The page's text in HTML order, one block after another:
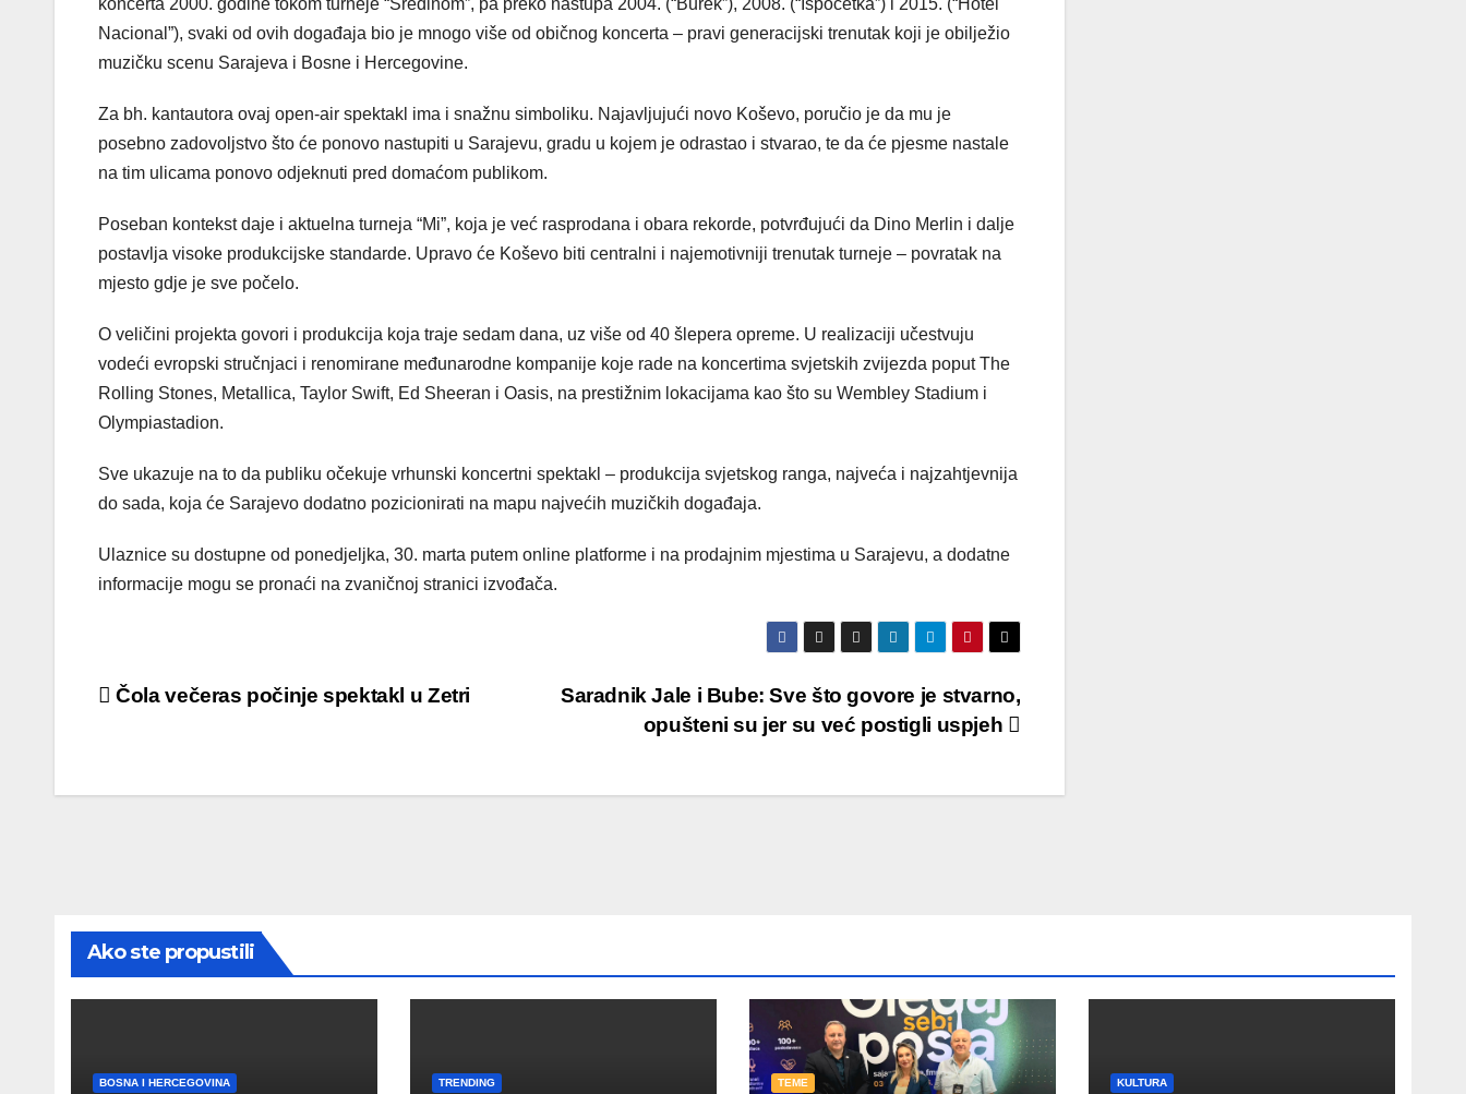
koncerta 2000. godine tokom turneje “Sredinom”, pa preko nastupa 2004. (“Burek”), 2008. (“Ispočetka”) i 2015. (“Hotel
Nacional”), svaki od ovih događaja bio je mnogo više od običnog koncerta – pravi generacijski trenutak koji je obilježio
muzičku scenu Sarajeva i Bosne i Hercegovine.
Za bh. kantautora ovaj open-air spektakl ima i snažnu simboliku. Najavljujući novo Koševo, poručio je da mu je
posebno zadovoljstvo što će ponovo nastupiti u Sarajevu, gradu u kojem je odrastao i stvarao, te da će pjesme nastale
na tim ulicama ponovo odjeknuti pred domaćom publikom.
Poseban kontekst daje i aktuelna turneja “Mi”, koja je već rasprodana i obara rekorde, potvrđujući da Dino Merlin i dalje
postavlja visoke produkcijske standarde. Upravo će Koševo biti centralni i najemotivniji trenutak turneje – povratak na
mjesto gdje je sve počelo.
O veličini projekta govori i produkcija koja traje sedam dana, uz više od 40 šlepera opreme. U realizaciji učestvuju
vodeći evropski stručnjaci i renomirane međunarodne kompanije koje rade na koncertima svjetskih zvijezda poput The
Rolling Stones, Metallica, Taylor Swift, Ed Sheeran i Oasis, na prestižnim lokacijama kao što su Wembley Stadium i
Olympiastadion.
Sve ukazuje na to da publiku očekuje vrhunski koncertni spektakl – produkcija svjetskog ranga, najveća i najzahtjevnija
do sada, koja će Sarajevo dodatno pozicionirati na mapu najvećih muzičkih događaja.
Ulaznice su dostupne od ponedjeljka, 30. marta putem online platforme i na prodajnim mjestima u Sarajevu, a dodatne
informacije mogu se pronaći na zvaničnoj stranici izvođača.
Post
Saradnik Jale i Bube: Sve što govore je stvarno,
opušteni su jer su već postigli uspjeh
Čola večeras počinje spektakl u Zetri
Ako ste propustili
BOSNA I HERCEGOVINA TRENDING TEME KULTURA